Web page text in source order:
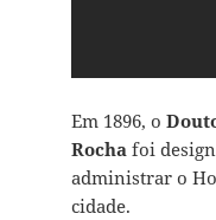
Em 1896, o
Rochafoi
administrar o
cidade.